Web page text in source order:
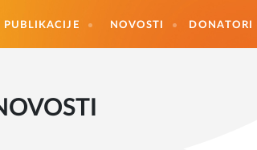
PUBLIKACIJE NOVOSTI DONATORI